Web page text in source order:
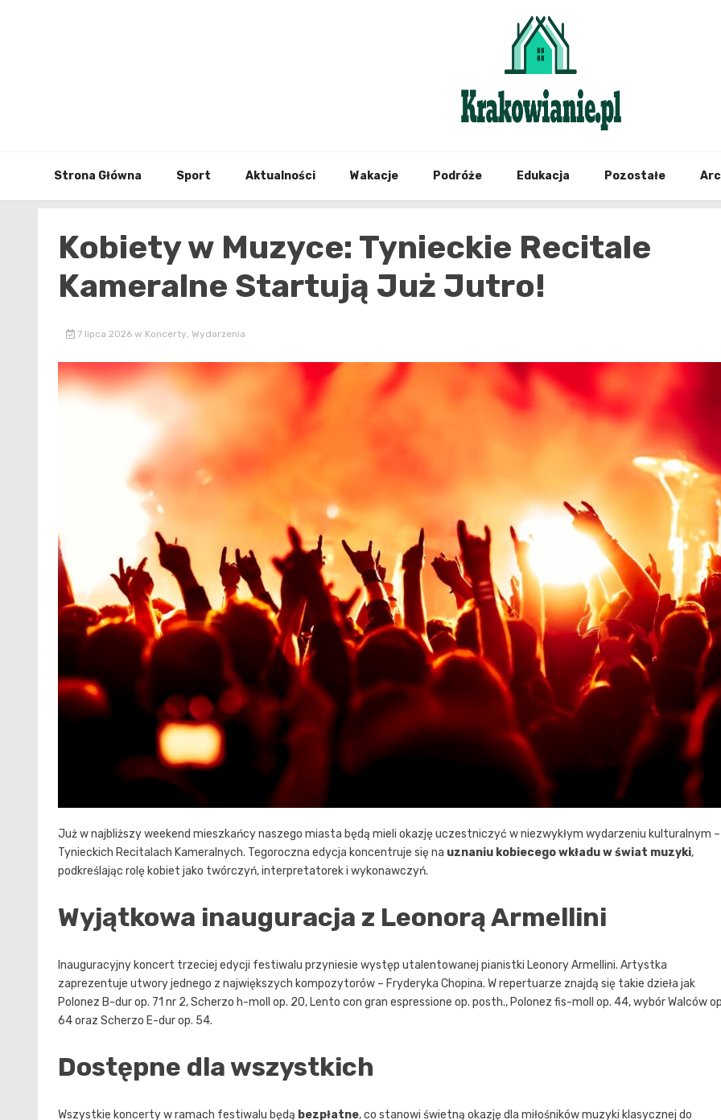
Strona Główna Sport Aktualności Wakacje Podróże Edukacja Pozostałe
Kobiety w Muzyce: Tynieckie Recitale
Kameralne Startują Już Jutro!
7 lipca 2026 w Koncerty, Wydarzenia
Już w najbliższy weekend mieszkańcy naszego miasta będą mieli okazję uczestniczyć w niezwykłym wydarzeniu kulturalnym –
Tynieckich Recitalach Kameralnych. Tegoroczna edycja koncentruje się na uznaniu kobiecego wkładu w świat muzyki,
podkreślając rolę kobiet jako twórczyń, interpretatorek i wykonawczyń.
Wyjątkowa inauguracja z Leonorą Armellini
Inauguracyjny koncert trzeciej edycji festiwalu przyniesie występ utalentowanej pianistki Leonory Armellini. Artystka
zaprezentuje utwory jednego z największych kompozytorów – Fryderyka Chopina. W repertuarze znajdą się takie dzieła jak
Polonez B-dur op. 71 nr 2, Scherzo h-moll op. 20, Lento con gran espressione op. posth., Polonez fis-moll op. 44, wybór Walców
64 oraz Scherzo E-dur op. 54.
Dostępne dla wszystkich
Wszystkie koncerty w ramach festiwalu będą bezpłatne, co stanowi świetną okazję dla miłośników muzyki klasycznej do